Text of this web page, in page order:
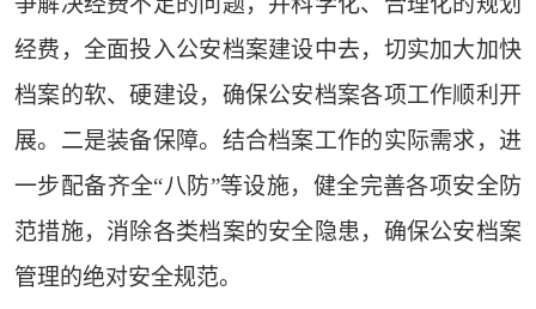
经费，全面投入公安档案建设中去，切实加大加快
档案的软、硬建设，确保公安档案各项工作顺利开
展。二是装备保障。结合档案工作的实际需求，进
一步配备齐全“八防”等设施，健全完善各项安全防
范措施，消除各类档案的安全隐患，确保公安档案
管理的绝对安全规范。